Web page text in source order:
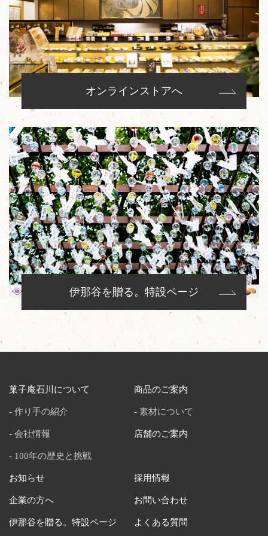
オンラインストアへ
伊那谷を贈る。特設ページ
菓子庵石川について
作り手の紹介
会社情報
100年の歴史と挑戦
商品のご案内
素材について
店舗のご案内
お知らせ
企業の方へ
伊那谷を贈る。特設ページ
採用情報
お問い合わせ
よくある質問